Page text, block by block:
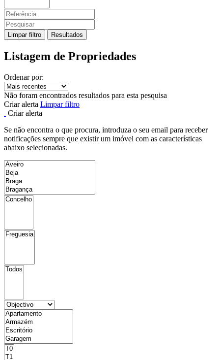
Limpar filtro Resultados
Listagem de Propriedades
Ordenar por:
Não foram encontrados resultados para esta pesquisa
Criar alerta Limpar filtro
Criar alerta
Se não encontra o que procura, introduza o seu email para receber
notificações sempre que existir um imóvel com as características
abaixo selecionadas.